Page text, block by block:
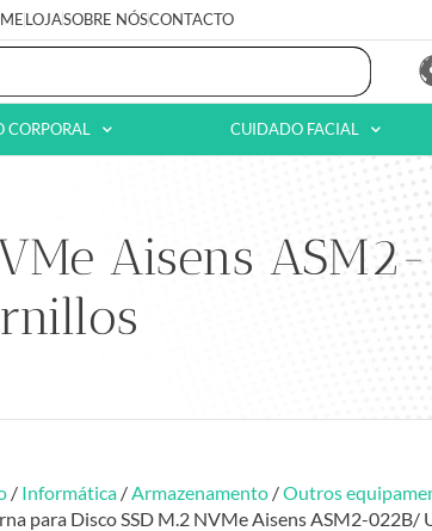
LOJASOBRE NÓSCONTACTO
CORPORAL CUIDADO FACIAL
Aisens
/ Informática /Armazenamento /Outros
para Disco SSD M.2 NVMe Aisens ASM2-022B/